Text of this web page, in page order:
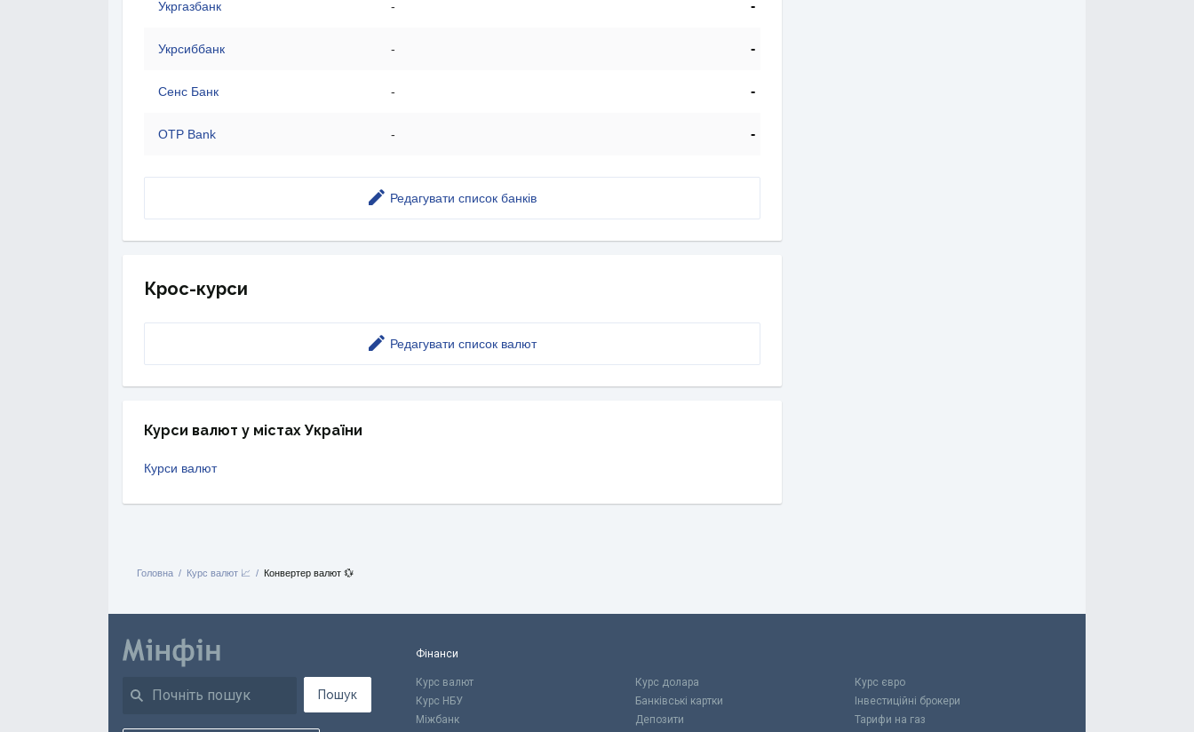
Укргазбанк - -
Укрсиббанк - -
Сенс Банк - -
OTP Bank - -
Редагувати список банків
Крос-курси
Редагувати список валют
Курси валют у містах України
Курси валют
Головна Курс валют 📈 Конвертер валют 💱
Пошук
Фінанси
Курс валют Курс долара
Курс євро
Курс НБУ
Банківські картки
Інвестиційні брокери
Міжбанк
Депозити Тарифи на газ